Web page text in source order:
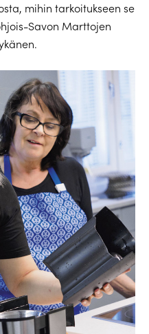
mihin tarkoitukseen se
Savon Marttojen